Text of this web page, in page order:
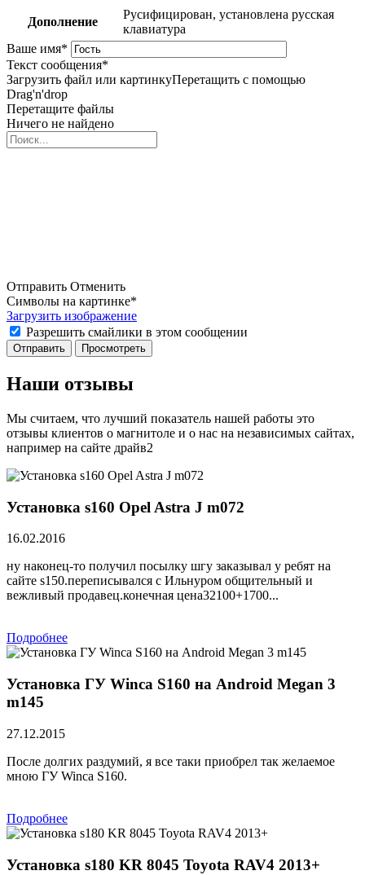
Дополнение
Русифицирован, установлена русская
клавиатура
Ваше имя*
Текст сообщения*
Загрузить файл или картинкуПеретащить с помощью
Drag'n'drop
Перетащите файлы
Ничего не найдено
Отправить Отменить
Символы на картинке*
Загрузить изображение
Разрешить смайлики в этом сообщении
Наши отзывы
Мы считаем, что лучший показатель нашей работы это
отзывы клиентов о магнитоле и о нас на независимых сайтах,
например на сайте драйв2
Установка s160 Opel Astra J m072
16.02.2016
ну наконец-то получил посылку шгу заказывал у ребят на
сайте s150.переписывался с Ильнуром общительный и
вежливый продавец.конечная цена32100+1700...
Подробнее
Установка ГУ Winca S160 на Android Megan 3
m145
27.12.2015
После долгих раздумий, я все таки приобрел так желаемое
мною ГУ Winca S160.
Подробнее
Установка s180 KR 8045 Toyota RAV4 2013+